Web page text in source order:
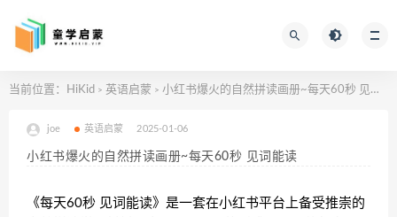
当前位置： HiKid > 英语启蒙 > 小红书爆火的自然拼读画册~每天60秒 见词能读
joe 英语启蒙 2025-01-06
小红书爆火的自然拼读画册~每天60秒 见词能读
《每天60秒 见词能读》是一套在小红书平台上备受推崇的